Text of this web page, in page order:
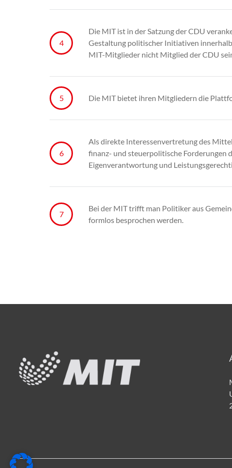
Die MIT ist in der Satzung der CDU
Gestaltung politischer Initiativen
MIT-Mitglieder nicht Mitglied der CDU
Die MIT bietet ihren Mitgliedern die
Als direkte Interessenvertretung des
finanz- und steuerpolitische Forderungen
Eigenverantwortung und
Bei der MIT trifft man Politiker aus
formlos besprochen werden.